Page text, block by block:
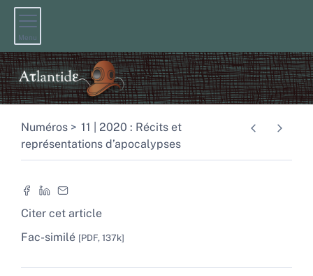
Menu
Numéros
11 | 2020 : Récits et
représentations d’apocalypses
Citer cet article
Fac-similé [PDF, 137k]